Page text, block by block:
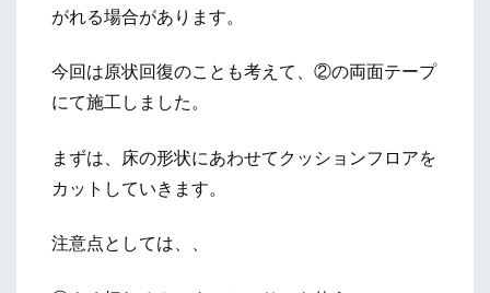
がれる場合があります。
今回は原状回復のことも考えて、②の両面テープ
にて施工しました。
まずは、床の形状にあわせてクッションフロアを
カットしていきます。
注意点としては、、